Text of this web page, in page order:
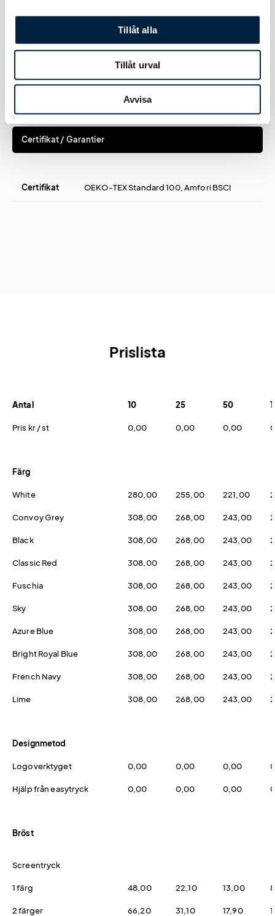
Tillåt alla
Tillåt urval
Avvisa
Passar bröstomkrets: 97/102 cm
2XL
Bröstomkrets: 114 cm Längd: 72 cm -
Passar bröstomkrets: 102/107 cm
Certifikat / Garantier
Certifikat OEKO-TEX Standard 100, Amfori BSCI
Prislista
Antal 10 25 50
Pris kr / st 0,00 0,00 0,00
Färg
White 280,00 255,00 221,00
Convoy Grey 308,00 268,00 243,00
Black 308,00 268,00 243,00
Classic Red 308,00 268,00 243,00
Fuschia 308,00 268,00 243,00
Sky 308,00 268,00 243,00
Azure Blue 308,00 268,00 243,00
Bright Royal Blue 308,00 268,00 243,00
French Navy 308,00 268,00 243,00
Lime 308,00 268,00 243,00
Designmetod
Logoverktyget 0,00 0,00 0,00
Hjälp från easytryck 0,00 0,00 0,00
Bröst
Screentryck
1 färg 48,00 22,10 13,00
2 färger 66,20 31,10 17,90